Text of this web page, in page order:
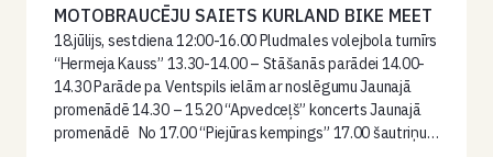
MOTOBRAUCĒJU SAIETS KURLAND BIKE MEET
18.jūlijs, sestdiena 12:00-16.00 Pludmales volejbola turnīrs
“Hermeja Kauss” 13.30-14.00 – Stāšanās parādei 14.00-
14.30 Parāde pa Ventspils ielām ar noslēgumu Jaunajā
promenādē 14.30 – 15.20 “Apvedceļš” koncerts Jaunajā
promenādē No 17.00 “Piejūras kempings” 17.00 šautriņu…